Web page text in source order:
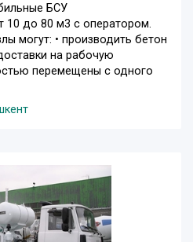
БСУ
10 до 80 м3 с оператором.
могут: • производить бетон
на рабочую
перемещены с одного